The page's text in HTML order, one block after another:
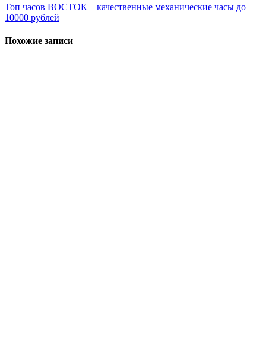
Навигация
по
записям
Топ часов ВОСТОК – качественные механические часы до
10000 рублей
Похожие записи